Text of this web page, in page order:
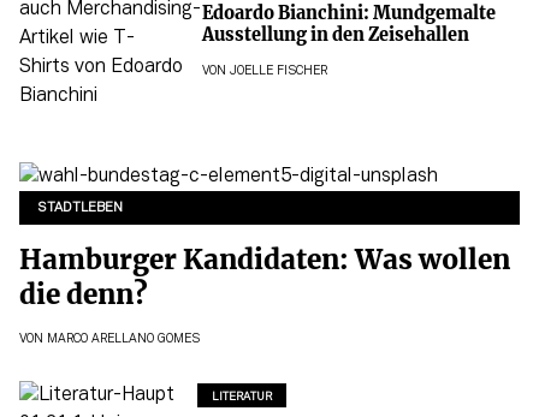
Edoardo Bianchini: Mundgemalte
Ausstellung in den Zeisehallen
VON JOELLE FISCHER
STADTLEBEN
Hamburger Kandidaten: Was wollen
die denn?
VON MARCO ARELLANO GOMES
LITERATUR